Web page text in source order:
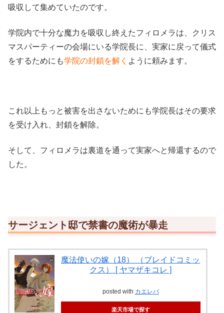
吸収して集めていたのです。
学院内で十分な魔力を吸収し終えたフィロメラは、クリス
マスパーティーの会場にいる学院長に、実家に戻って儀式
をするためにも学院の封鎖を解く ように頼みます。
これ以上もっと被害を出さないためにも学院長はその要求
を受け入れ、封鎖を解除。
そして、フィロメラは裏道を通って実家へと帰還するので
した。
サージェント邸で禁書の魔術が暴走
魔法使いの嫁（18） （ブレイドコミッ
クス） [ ヤマザキコレ ]
posted with カエレバ
楽天市場で探す